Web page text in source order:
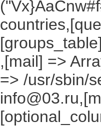
,[mail] =>
=> /usr/sbin/